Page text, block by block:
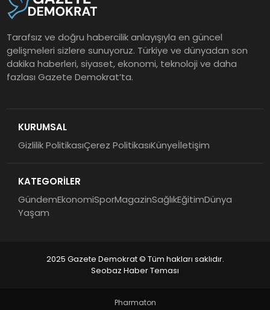
Tarafsız ve doğru habercilik anlayışıyla en güncel
gelişmeleri sizlere sunuyoruz. Türkiye ve dünyadan son
dakika haberleri, siyaset, ekonomi, teknoloji ve daha
fazlası Gazete Demokrat’ta.
KURUMSAL
Gizlilik PolitikasıÇerez PolitikasıKünyeİletişim
KATEGORİLER
GündemEkonomiSporMagazinSağlıkEğitimDünya
Yaşam
2025 Gazete Demokrat © Tüm hakları saklıdır.
Seobaz Haber Teması
Pharmaton